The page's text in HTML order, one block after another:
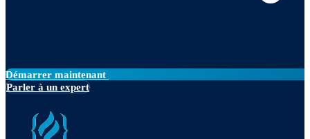
Démarrer maintenant
Parler à un expert